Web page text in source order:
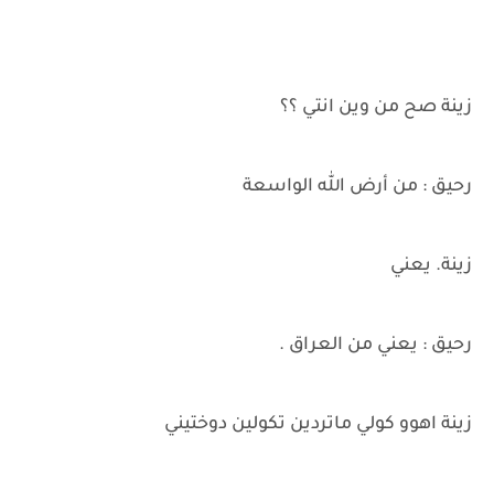
زينة صح من وين انتي ؟؟
رحيق : من أرض الله الواسعة
زينة. يعني
رحيق : يعني من العراق .
زينة اهوو كولي ماتردين تكولين دوختيني